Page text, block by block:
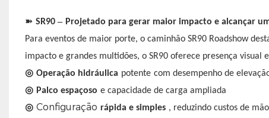
➽ SR90 – Projetado para gerar maior impacto e alcançar
Para eventos de maior porte, o caminhão SR90 Roadshow
impacto e grandes multidões, o SR90 oferece presença visual
◎ Operação hidráulica potente com desempenho de
◎ Palco espaçoso e capacidade de carga ampliada
◎Configuração rápida e simples , reduzindo custos de